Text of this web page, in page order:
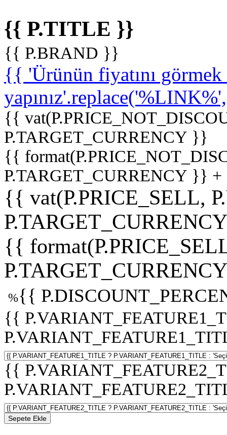
{{ P.TITLE }}
{{ P.BRAND }}
{{ 'Ürünün fiyatını
{{
P.TARGET_CURRENCY }}
{{
P.TARGET_CURRENCY }}
{{ vat(P.PRICE_SELL,
{{
%{{
{{
{{
Sepete Ekle